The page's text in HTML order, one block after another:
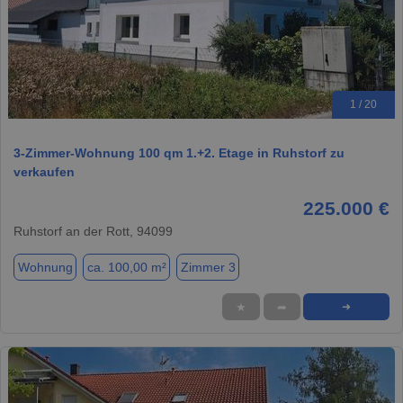
1 / 20
3-Zimmer-Wohnung 100 qm 1.+2. Etage in Ruhstorf zu
verkaufen
225.000 €
Ruhstorf an der Rott, 94099
Wohnung ca. 100,00 m² Zimmer 3
★ ➦ ➜